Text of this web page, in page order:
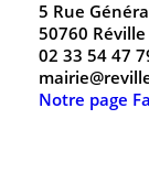
5 Rue
50760 Réville
02 33 54 47
Notre page